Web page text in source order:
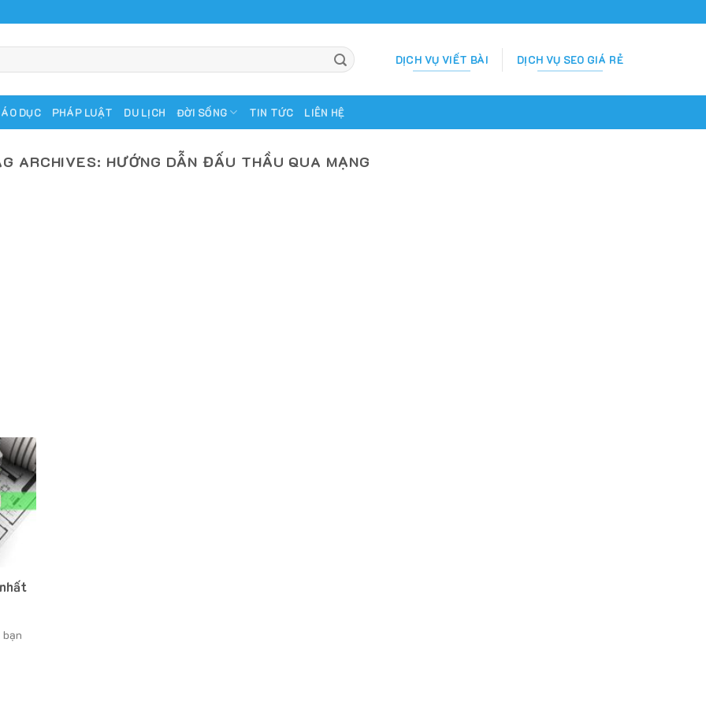
DỊCH VỤ VIẾT BÀI DỊCH VỤ SEO GIÁ RẺ
DỤC PHÁP LUẬT DU LỊCH ĐỜI SỐNG TIN TỨC LIÊN HỆ
ARCHIVES: HƯỚNG DẪN ĐẤU THẦU QUA MẠNG